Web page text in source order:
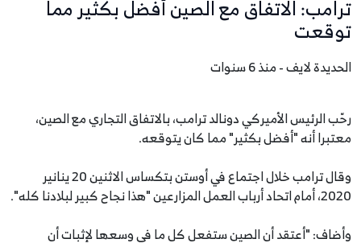
ترامب: الاتفاق مع الصين أفضل بكثير مما
توقعت
الحديدة لايف - منذ 6 سنوات
رحّب الرئيس الأميركي دونالد ترامب، بالاتفاق التجاري مع الصين،
معتبرا أنه "أفضل بكثير" مما كان يتوقعه.
وقال ترامب خلال اجتماع في أوستن بتكساس الاثنين 20 ينانير
2020، أمام اتحاد أرباب العمل المزارعين "هذا نجاح كبير لبلادنا كله".
وأضاف: "أعتقد أن الصين ستفعل كل ما في وسعها لإثبات أن